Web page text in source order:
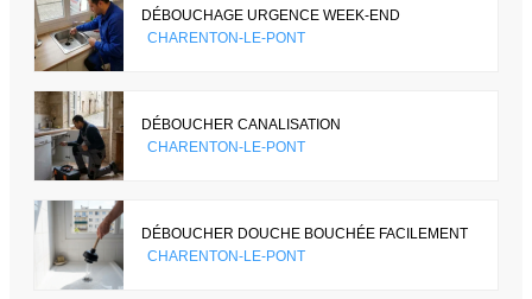
DÉBOUCHAGE URGENCE WEEK-END
CHARENTON-LE-PONT
DÉBOUCHER CANALISATION
CHARENTON-LE-PONT
DÉBOUCHER DOUCHE BOUCHÉE FACILEMENT
CHARENTON-LE-PONT